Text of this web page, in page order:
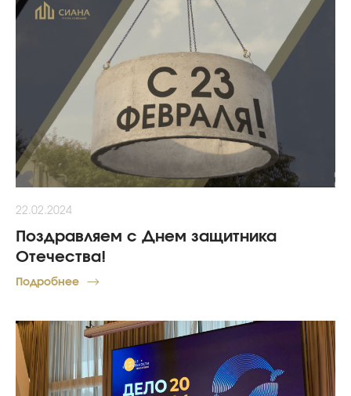
22.02.2024
Поздравляем с Днем защитника
Отечества!
Подробнее